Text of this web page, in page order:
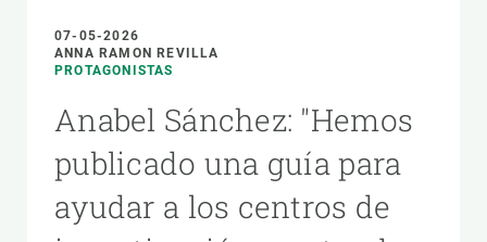
07-05-2026
ANNA RAMON REVILLA
PROTAGONISTAS
Anabel Sánchez: "Hemos
publicado una guía para
ayudar a los centros de